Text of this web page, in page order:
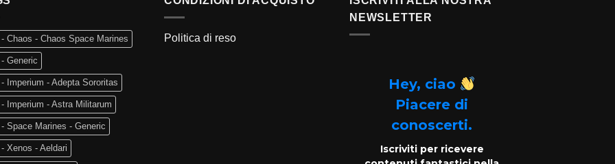
Chaos - Chaos Space Marines
Generic
Imperium - Adepta Sororitas
Imperium - Astra Militarum
Space Marines - Generic
Xenos - Aeldari
Politica di reso
NEWSLETTER
Hey, ciao
Piacere di
conoscerti.
Iscriviti per ricevere